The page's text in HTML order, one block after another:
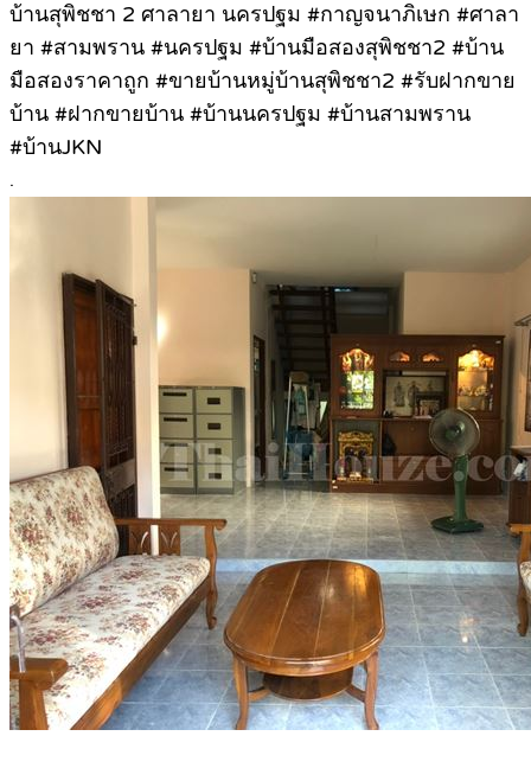
บ้านสุพิชชา 2 ศาลายา นครปฐม #กาญจนาภิเษก #ศาลา
ยา #สามพราน #นครปฐม #บ้านมือสองสุพิชชา2 #บ้าน
มือสองราคาถูก #ขายบ้านหมู่บ้านสุพิชชา2 #รับฝากขาย
บ้าน #ฝากขายบ้าน #บ้านนครปฐม #บ้านสามพราน
#บ้านJKN
.